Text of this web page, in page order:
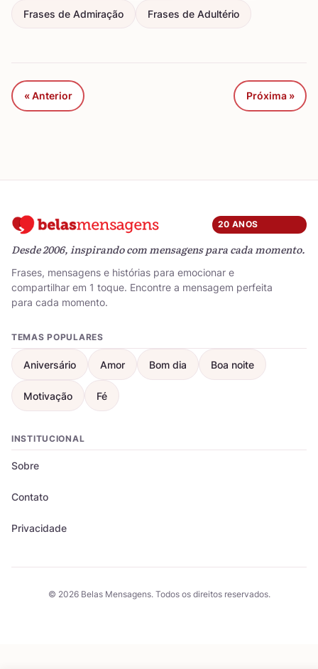
Frases de Admiração Frases de Adultério
« Anterior Próxima »
20 ANOS
Desde 2006, inspirando com mensagens para cada momento.
Frases, mensagens e histórias para emocionar e
compartilhar em 1 toque. Encontre a mensagem perfeita
para cada momento.
TEMAS POPULARES
Aniversário Amor Bom dia Boa noite
Motivação Fé
INSTITUCIONAL
Sobre
Contato
Privacidade
© 2026 Belas Mensagens. Todos os direitos reservados.